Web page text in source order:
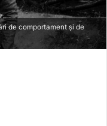
de comportament și de